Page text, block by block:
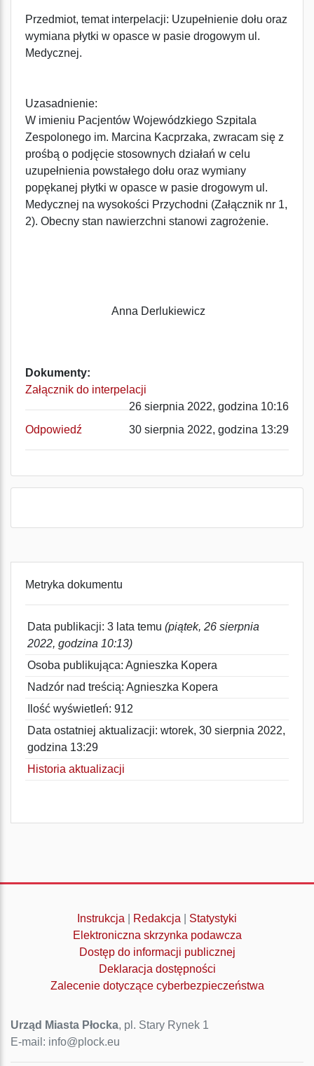
Przedmiot, temat interpelacji: Uzupełnienie dołu oraz
wymiana płytki w opasce w pasie drogowym ul.
Medycznej.
Uzasadnienie:
W imieniu Pacjentów Wojewódzkiego Szpitala
Zespolonego im. Marcina Kacprzaka, zwracam się z
prośbą o podjęcie stosownych działań w celu
uzupełnienia powstałego dołu oraz wymiany
popękanej płytki w opasce w pasie drogowym ul.
Medycznej na wysokości Przychodni (Załącznik nr 1,
2). Obecny stan nawierzchni stanowi zagrożenie.
Anna Derlukiewicz
Dokumenty:
Załącznik do interpelacji
26 sierpnia 2022, godzina 10:16
Odpowiedź
30 sierpnia 2022, godzina 13:29
Metryka dokumentu
Data publikacji: 3 lata temu (piątek, 26 sierpnia
2022, godzina 10:13)
Osoba publikująca: Agnieszka Kopera
Nadzór nad treścią: Agnieszka Kopera
Ilość wyświetleń: 912
Data ostatniej aktualizacji: wtorek, 30 sierpnia 2022,
godzina 13:29
Historia aktualizacji
Instrukcja Redakcja
Statystyki
Elektroniczna skrzynka podawcza
Dostęp do informacji publicznej
Deklaracja dostępności
Zalecenie dotyczące cyberbezpieczeństwa
Urząd Miasta Płocka, pl. Stary Rynek 1
E-mail: info@plock.eu